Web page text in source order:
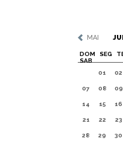
MAI
DOM SEG
SAB
01
02
07 08 09
14 15 16
21 22 23
28 29 30